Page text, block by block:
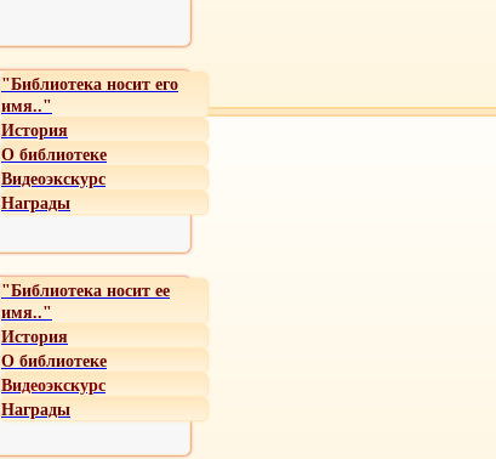
"Библиотека носит его
имя.."
История
О библиотеке
Видеоэкскурс
Награды
"Библиотека носит ее
имя.."
История
О библиотеке
Видеоэкскурс
Награды